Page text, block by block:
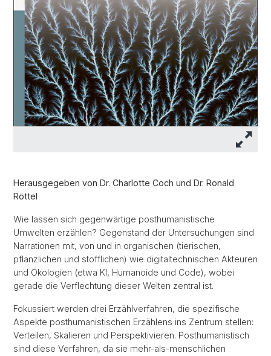
Herausgegeben von Dr. Charlotte Coch und Dr. Ronald
Röttel
Wie lassen sich gegenwärtige posthumanistische
Umwelten erzählen? Gegenstand der Untersuchungen sind
Narrationen mit, von und in organischen (tierischen,
pflanzlichen und stofflichen) wie digitaltechnischen Akteuren
und Ökologien (etwa KI, Humanoide und Code), wobei
gerade die Verflechtung dieser Welten zentral ist.
Fokussiert werden drei Erzählverfahren, die spezifische
Aspekte posthumanistischen Erzählens ins Zentrum stellen:
Verteilen, Skalieren und Perspektivieren. Posthumanistisch
sind diese Verfahren, da sie mehr-als-menschlichen